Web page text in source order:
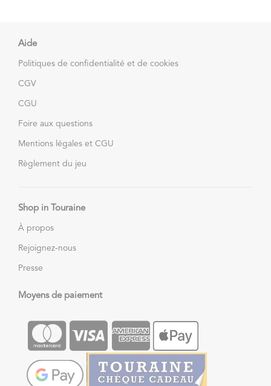
Aide
Politiques de confidentialité et de cookies
CGV
CGU
Foire aux questions
Mentions légales et CGU
Règlement du jeu
Shop in Touraine
À propos
Rejoignez-nous
Presse
Moyens de paiement